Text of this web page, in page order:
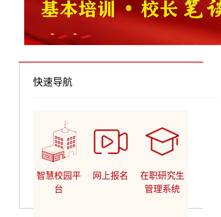
2026年02月27日
快速导航
智慧校园平
台
网上报名
在职研究生
管理系统